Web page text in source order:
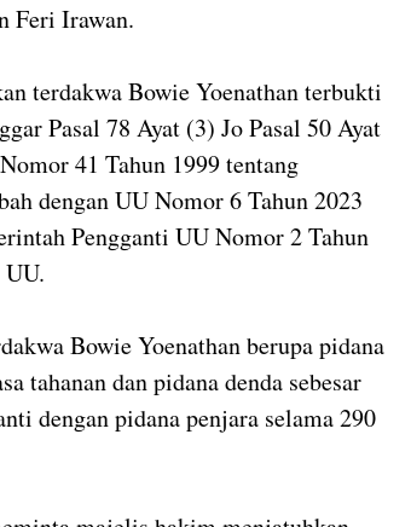
Feri Irawan.
terdakwa Bowie Yoenathan terbukti
Pasal 78 Ayat (3) Jo Pasal 50 Ayat
41 Tahun 1999 tentang
dengan UU Nomor 6 Tahun 2023
Pengganti UU Nomor 2 Tahun
Bowie Yoenathan berupa pidana
tahanan dan pidana denda sebesar
dengan pidana penjara selama 290